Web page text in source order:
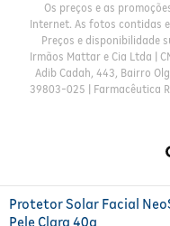
Protetor Solar Facial
Pele Clara 40g
Os preços e as
Internet. As fotos contidas
Preços e disponibilidade
Irmãos Mattar e Cia Ltda |
Adib Cadah, 443, Bairro
39803-025 | Farmacêutica